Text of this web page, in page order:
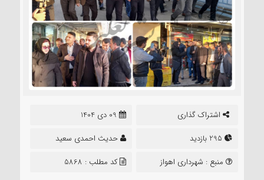
اشتراک گذاری
09 دی 1404
حدیث احمدی سعید
منبع : شهرداری اهواز کد مطلب : 5868